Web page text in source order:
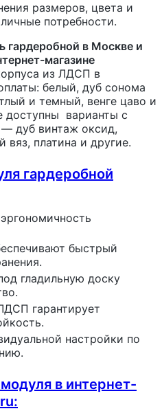
размеров, цвета и
потребности.
гардеробной в Москве и
магазине
из ЛДСП в
белый, дуб сонома
и темный, венге цаво и
доступны варианты с
дуб винтаж оксид,
вяз, платина и другие.
гардеробной
быстрый
гладильную доску
гарантирует
настройки по
модуля в интернет-